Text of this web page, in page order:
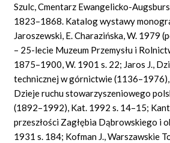
Szulc, Cmentarz Ewangelicko-
1823–1868. Katalog wystawy
Jaroszewski, E. Charazińska, W. 1979
– 25-lecie Muzeum Przemysłu i
1875–1900, W. 1901 s. 22; Jaros J.,
technicznej w górnictwie
Dzieje ruchu stowarzyszeniowego
(1892–1992), Kat. 1992 s. 14–15;
przeszłości Zagłębia Dąbrowskiego i
1931 s. 184; Kofman J., Warszawskie